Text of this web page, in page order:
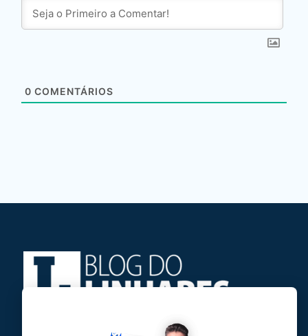
0 COMENTÁRIOS